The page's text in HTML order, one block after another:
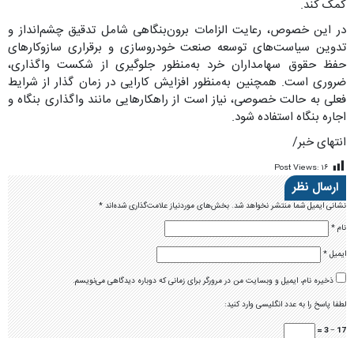
کمک کند.
در این خصوص، رعایت الزامات برون‌بنگاهی شامل تدقیق چشم‌انداز و
تدوین سیاست‌های توسعه صنعت خودروسازی و برقراری سازوکارهای
حفظ حقوق سهامداران خرد به‌منظور جلوگیری از شکست واگذاری،
ضروری است. همچنین به‌منظور افزایش کارایی در زمان گذار از شرایط
فعلی به حالت خصوصی، نیاز است از راهکارهایی مانند واگذاری بنگاه و
اجاره بنگاه استفاده شود.
انتهای خبر/
Post Views: ۱۶
ارسال نظر
نشانی ایمیل شما منتشر نخواهد شد.بخش‌های موردنیاز علامت‌گذاری شده‌اند*
نام*
ایمیل*
ذخیره نام، ایمیل و وبسایت من در مرورگر برای زمانی که دوباره دیدگاهی می‌نویسم.
لطفا پاسخ را به عدد انگلیسی وارد کنید:
17 − 3 =